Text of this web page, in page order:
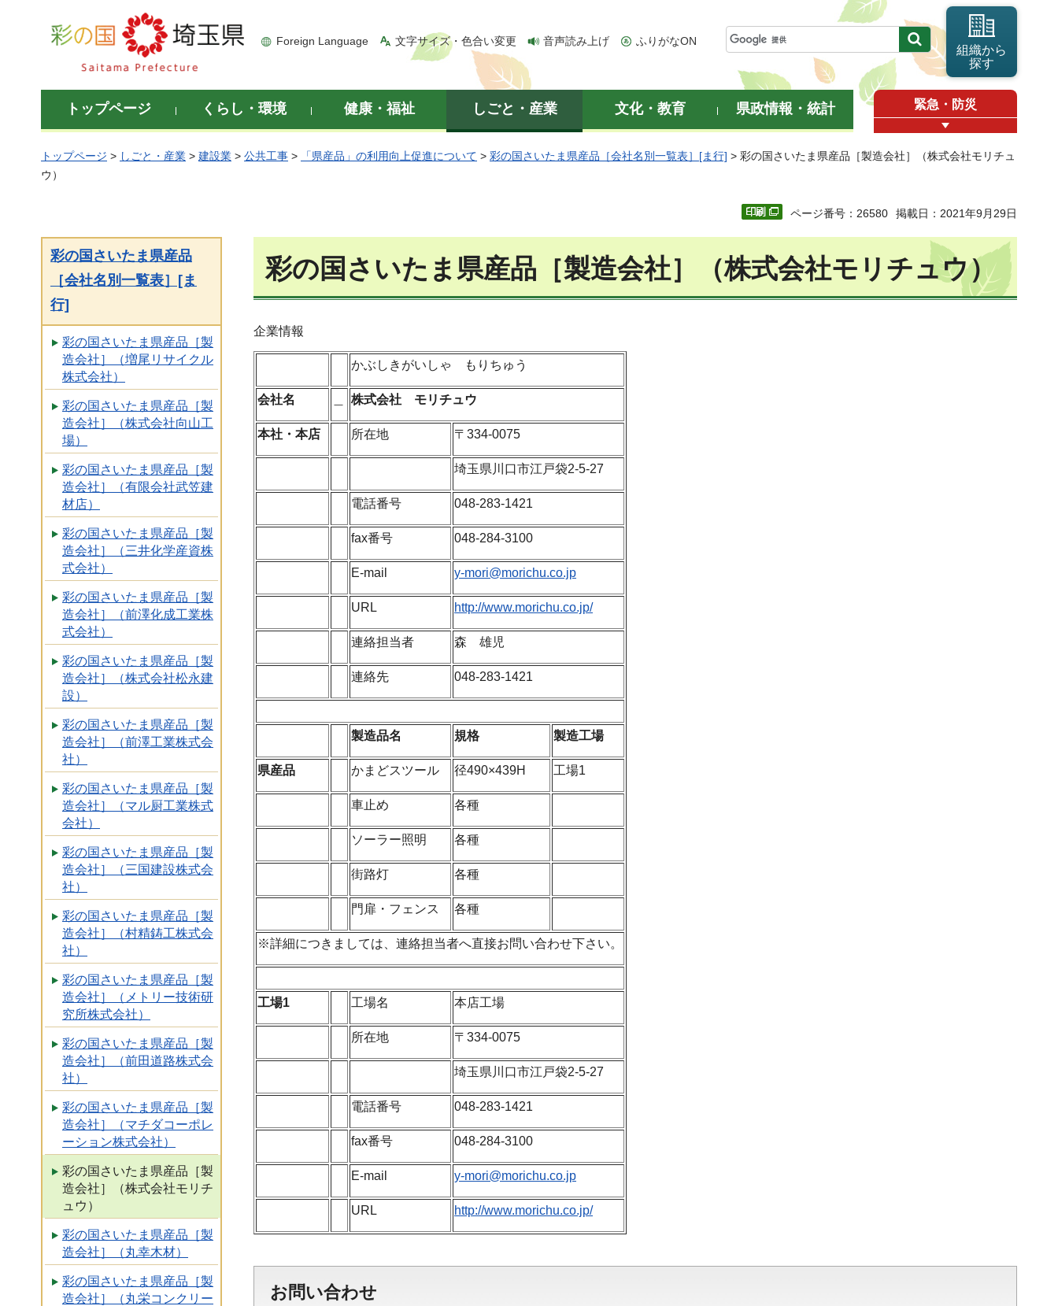
彩の国 埼玉県
Foreign Language 文字サイズ・色合い変更 音声読み上げ ふりがなON
組織から
探す
トップページ くらし・環境 健康・福祉 しごと・産業 文化・教育 県政情報・統計 緊急・防災
トップページ > しごと・産業 > 建設業 > 公共工事 > 「県産品」の利用向上促進について > 彩の国さいたま県産品［会社名別一覧表］[ま行] > 彩の国さいたま県産品［製造会社］（株式会社モリチュ
ウ）
ページ番号：26580 掲載日：2021年9月29日
彩の国さいたま県産品
［会社名別一覧表］[ま
行]
彩の国さいたま県産品［製
造会社］（増尾リサイクル
株式会社）
彩の国さいたま県産品［製
造会社］（株式会社向山工
場）
彩の国さいたま県産品［製
造会社］（有限会社武笠建
材店）
彩の国さいたま県産品［製
造会社］（三井化学産資株
式会社）
彩の国さいたま県産品［製
造会社］（前澤化成工業株
式会社）
彩の国さいたま県産品［製
造会社］（株式会社松永建
設）
彩の国さいたま県産品［製
造会社］（前澤工業株式会
社）
彩の国さいたま県産品［製
造会社］（マル厨工業株式
会社）
彩の国さいたま県産品［製
造会社］（三国建設株式会
社）
彩の国さいたま県産品［製
造会社］（村精鋳工株式会
社）
彩の国さいたま県産品［製
造会社］（メトリー技術研
究所株式会社）
彩の国さいたま県産品［製
造会社］（前田道路株式会
社）
彩の国さいたま県産品［製
造会社］（マチダコーポレ
ーション株式会社）
彩の国さいたま県産品［製
造会社］（株式会社モリチ
ュウ）
彩の国さいたま県産品［製
造会社］（丸幸木材）
彩の国さいたま県産品［製
造会社］（丸栄コンクリー
彩の国さいたま県産品［製造会社］（株式会社モリチュウ）
企業情報
かぶしきがいしゃ もりちゅう
会社名 株式会社 モリチュウ
本社・本店 所在地 〒334-0075
埼玉県川口市江戸袋2-5-27
電話番号 048-283-1421
fax番号 048-284-3100
E-mail y-mori@morichu.co.jp
URL http://www.morichu.co.jp/
連絡担当者 森 雄児
連絡先 048-283-1421
製造品名 規格 製造工場
県産品 かまどスツール 径490×439H 工場1
車止め 各種
ソーラー照明 各種
街路灯 各種
門扉・フェンス 各種
※詳細につきましては、連絡担当者へ直接お問い合わせ下さい。
工場1 工場名 本店工場
所在地 〒334-0075
埼玉県川口市江戸袋2-5-27
電話番号 048-283-1421
fax番号 048-284-3100
E-mail y-mori@morichu.co.jp
URL http://www.morichu.co.jp/
お問い合わせ